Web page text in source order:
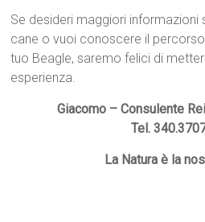
Se desideri maggiori informazioni
cane o vuoi conoscere il
tuo Beagle, saremo felici di
esperienza.
Giacomo – Consulente
Tel.
La Natura è la